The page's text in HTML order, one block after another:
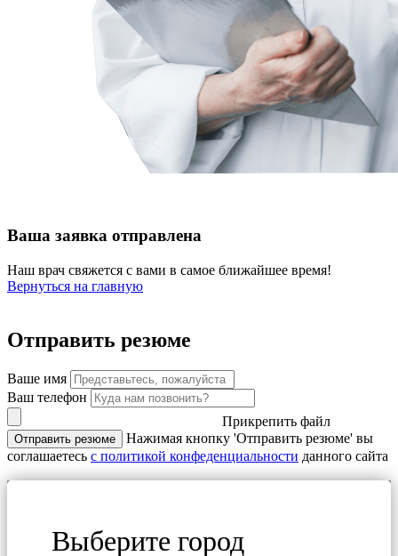
Ваша заявка отправлена
Наш врач свяжется с вами в самое ближайшее время!
Вернуться на главную
Отправить резюме
Ваше имя
Ваш телефон
Прикрепить файл
Отправить резюме
Нажимая кнопку 'Отправить резюме' вы
соглашаетесь с политикой конфеденциальности данного сайта
Выберите город